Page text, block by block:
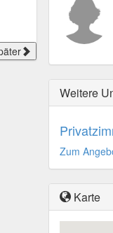
Weitere
Zum
Karte